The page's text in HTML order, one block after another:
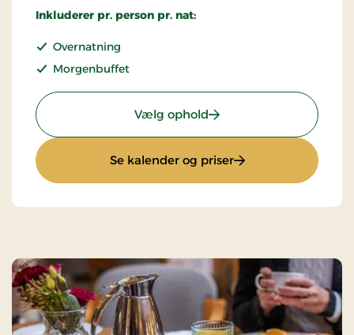
Inkluderer pr. person pr. nat:
Overnatning
Morgenbuffet
Vælg ophold: Superpris
Se kalender og priser: Superpris